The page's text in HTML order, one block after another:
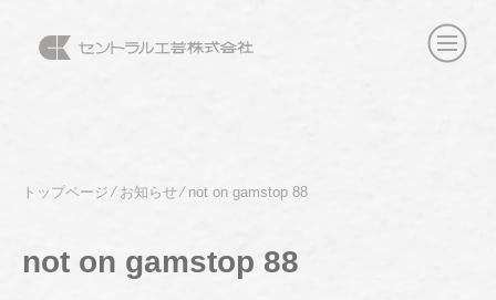
トップページ⁄ お知らせ⁄ not on gamstop 88
not on gamstop 88